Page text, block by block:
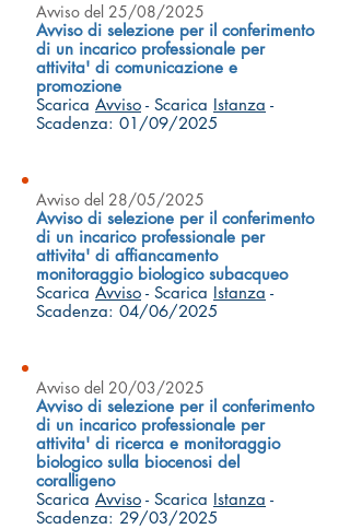
Avviso del 25/08/2025
Avviso di selezione per il conferimento
di un incarico professionale per
attivita' di comunicazione e
promozione
Scarica Avviso - Scarica Istanza -
Scadenza: 01/09/2025
Avviso del 28/05/2025
Avviso di selezione per il conferimento
di un incarico professionale per
attivita' di affiancamento
monitoraggio biologico subacqueo
Scarica Avviso - Scarica Istanza -
Scadenza: 04/06/2025
Avviso del 20/03/2025
Avviso di selezione per il conferimento
di un incarico professionale per
attivita' di ricerca e monitoraggio
biologico sulla biocenosi del
coralligeno
Scarica Avviso - Scarica Istanza -
Scadenza: 29/03/2025